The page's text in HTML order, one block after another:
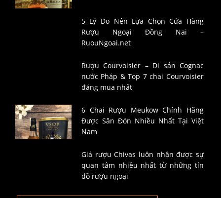
5 Lý Do Nên Lựa Chọn Cửa Hàng
Rượu Ngoại Đồng Nai –
RuouNgoai.net
Rượu Courvoisier – Di sản Cognac
nước Pháp & Top 7 chai Courvoisier
đáng mua nhất
6 Chai Rượu Meukow Chính Hãng
Được Săn Đón Nhiều Nhất Tại Việt
Nam
Giá rượu Chivas luôn nhận được sự
quan tâm nhiều nhất từ những tín
đồ rượu ngoại